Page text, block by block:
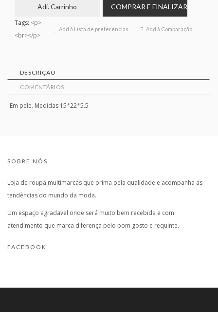
Adi. Carrinho COMPRAR E FINALIZAR
Add à Lista de preferencias Add à Comparação
Tags: <p>
<br></p>
DESCRIÇÃO
COMENTÁRIOS
Em pele. Medidas 15*22*5.5
SOBRE NÓS
Loja de roupa multimarcas que prima pela qualidade e acompanha as
tendências do mundo da moda.
Um espaço agradavel onde será muito bem recebida e com
atendimento que marca diferença pelo bom gosto e requinte.
FACEBOOK